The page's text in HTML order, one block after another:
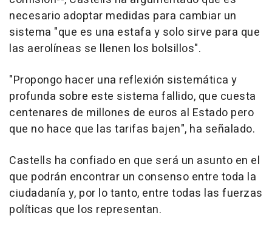
necesario adoptar medidas para cambiar un
sistema "que es una estafa y solo sirve para que
las aerolíneas se llenen los bolsillos".
"Propongo hacer una reflexión sistemática y
profunda sobre este sistema fallido, que cuesta
centenares de millones de euros al Estado pero
que no hace que las tarifas bajen", ha señalado.
Castells ha confiado en que será un asunto en el
que podrán encontrar un consenso entre toda la
ciudadanía y, por lo tanto, entre todas las fuerzas
políticas que los representan.